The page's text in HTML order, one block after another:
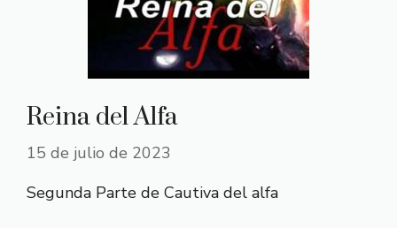
Reina del Alfa
15 de julio de 2023
Segunda Parte de Cautiva del alfa